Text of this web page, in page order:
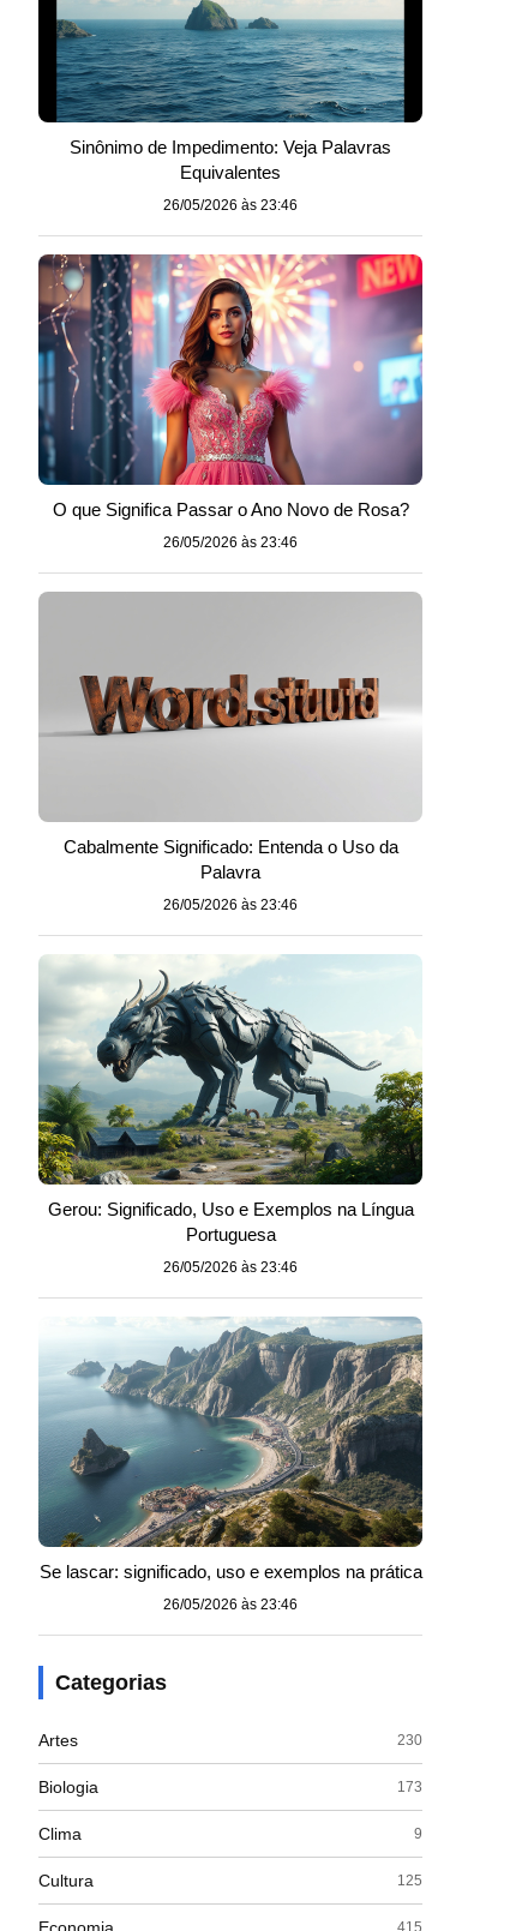
Sinônimo de Impedimento: Veja Palavras
Equivalentes
26/05/2026 às 23:46
O que Significa Passar o Ano Novo de Rosa?
26/05/2026 às 23:46
Cabalmente Significado: Entenda o Uso da
Palavra
26/05/2026 às 23:46
Gerou: Significado, Uso e Exemplos na Língua
Portuguesa
26/05/2026 às 23:46
Se lascar: significado, uso e exemplos na prática
26/05/2026 às 23:46
Categorias
Artes 230
Biologia 173
Clima 9
Cultura 125
415